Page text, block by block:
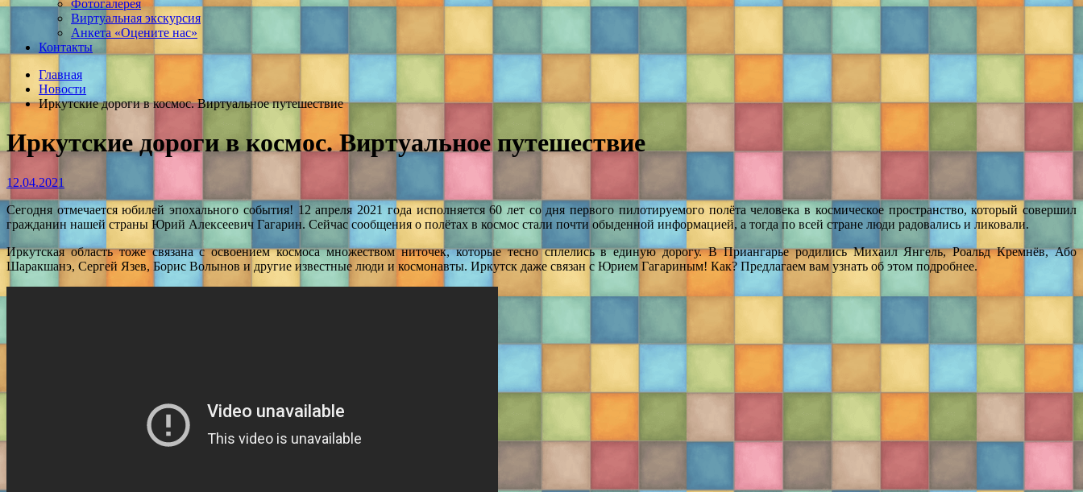
Фотогалерея
Виртуальная экскурсия
Анкета «Оцените нас»
Контакты
Главная
Новости
Иркутские дороги в космос. Виртуальное путешествие
Иркутские дороги в космос. Виртуальное путешествие
12.04.2021
Сегодня отмечается юбилей эпохального события! 12 апреля 2021 года исполняется 60 лет со дня первого пилотируемого полёта человека в космическое пространство, который совершил
гражданин нашей страны Юрий Алексеевич Гагарин. Сейчас сообщения о полётах в космос стали почти обыденной информацией, а тогда по всей стране люди радовались и ликовали.
Иркутская область тоже связана с освоением космоса множеством ниточек, которые тесно сплелись в единую дорогу. В Приангарье родились Михаил Янгель, Роальд Кремнёв, Або
Шаракшанэ, Сергей Язев, Борис Волынов и другие известные люди и космонавты. Иркутск даже связан с Юрием Гагариным! Как? Предлагаем вам узнать об этом подробнее.